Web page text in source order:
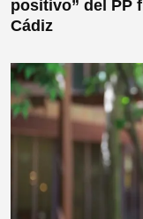
positivo” del PP
Cádiz